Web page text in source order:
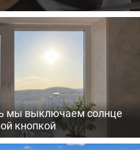
мы выключаем солнце
кнопкой